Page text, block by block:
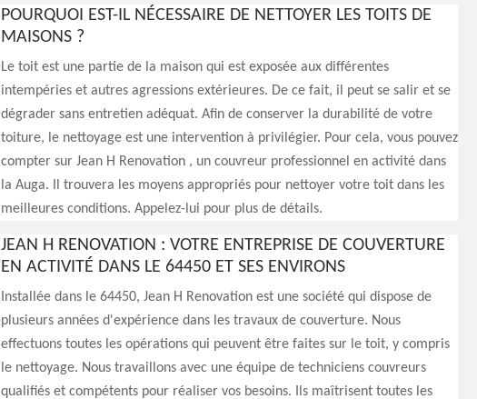
POURQUOI EST-IL NÉCESSAIRE DE NETTOYER LES TOITS DE
MAISONS ?
Le toit est une partie de la maison qui est exposée aux différentes
intempéries et autres agressions extérieures. De ce fait, il peut se salir et se
dégrader sans entretien adéquat. Afin de conserver la durabilité de votre
toiture, le nettoyage est une intervention à privilégier. Pour cela, vous pouvez
compter sur Jean H Renovation , un couvreur professionnel en activité dans
la Auga. Il trouvera les moyens appropriés pour nettoyer votre toit dans les
meilleures conditions. Appelez-lui pour plus de détails.
JEAN H RENOVATION : VOTRE ENTREPRISE DE COUVERTURE
EN ACTIVITÉ DANS LE 64450 ET SES ENVIRONS
Installée dans le 64450, Jean H Renovation est une société qui dispose de
plusieurs années d'expérience dans les travaux de couverture. Nous
effectuons toutes les opérations qui peuvent être faites sur le toit, y compris
le nettoyage. Nous travaillons avec une équipe de techniciens couvreurs
qualifiés et compétents pour réaliser vos besoins. Ils maîtrisent toutes les